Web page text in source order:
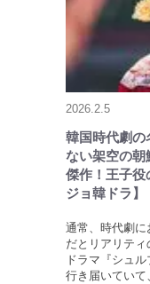
2026.2.5
韓国時代劇の
ない架空の朝
傑作！王子役
ジョ韓ドラ】
通常、時代劇に
だとリアリテ
ドラマ『シュ
行き届いていて